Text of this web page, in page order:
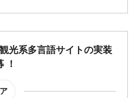
光系多言語サイトの実装
！